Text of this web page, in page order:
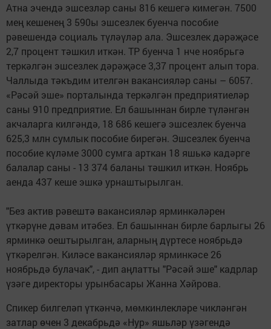
Атна эчендә эшсезләр саны 816 кешегә кимегән. 7500
мең кешенең 3 590ы эшсезлек буенча пособие
рәвешендә социаль түләүләр ала. Эшсезлек дәрәҗәсе
2,7 процент тәшкил иткән. ТР буенча 1 нче ноябрьгә
теркәлгән эшсезлек дәрәҗәсе 3,37 процент алып тора.
Чаллыда тәкъдим ителгән вакансияләр саны – 6057.
«Рәсәй эше» порталында теркәлгән предприятиеләр
саны 910 предприятие. Ел башыннан бирле түләнгән
акчаларга килгәндә, 18 686 кешегә эшсезлек буенча
625,3 млн сумлык пособие бирегән. Эшсезлек буенча
пособие күләме 3000 сумга арткан 18 яшькә кадәрге
балалар саны - 13 374 баланы тәшкил иткән. Ноябрь
аенда 437 кеше эшкә урнаштырылган.
"Без актив рәвештә вакансияләр ярминкәләрен
үткәрүне дәвам итәбез. Ел башыннан бирле барлыгы 26
ярминкә оештырылган, аларның дүртесе ноябрьдә
үткәрелгән. Киләсе вакансияләр ярминкәсе 26
ноябрьдә булачак", - дип аңлатты "Рәсәй эше" кадрлар
үзәге директоры урынбасары Жанна Хәйрова.
Спикер билгеләп үткәнчә, мөмкинлекләре чикләнгән
затлар өчен 3 декабрьдә «Нур» яшьләр үзәгендә